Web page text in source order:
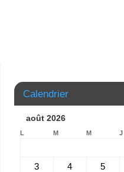
Calendrier
août 2026
L M M J
3
4 5